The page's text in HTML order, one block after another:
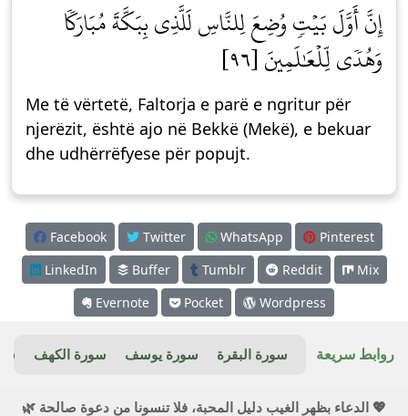
إِنَّ أَوَّلَ بَيۡتٖ وُضِعَ لِلنَّاسِ لَلَّذِي بِبَكَّةَ مُبَارَكٗا
وَهُدٗى لِّلۡعَٰلَمِينَ [٩٦]
Me të vërtetë, Faltorja e parë e ngritur për
njerëzit, është ajo në Bekkë (Mekë), e bekuar
dhe udhërrëfyese për popujt.
Facebook Twitter WhatsApp
Pinterest
LinkedIn
Buffer Tumblr Reddit
Mix
Evernote
Pocket Wordpress
روابط سريعة سورة البقرة سورة يوسف سورة الكهف
💖 الدعاء بظهر الغيب دليل المحبة، فلا تنسونا من دعوة صالحة 🌿